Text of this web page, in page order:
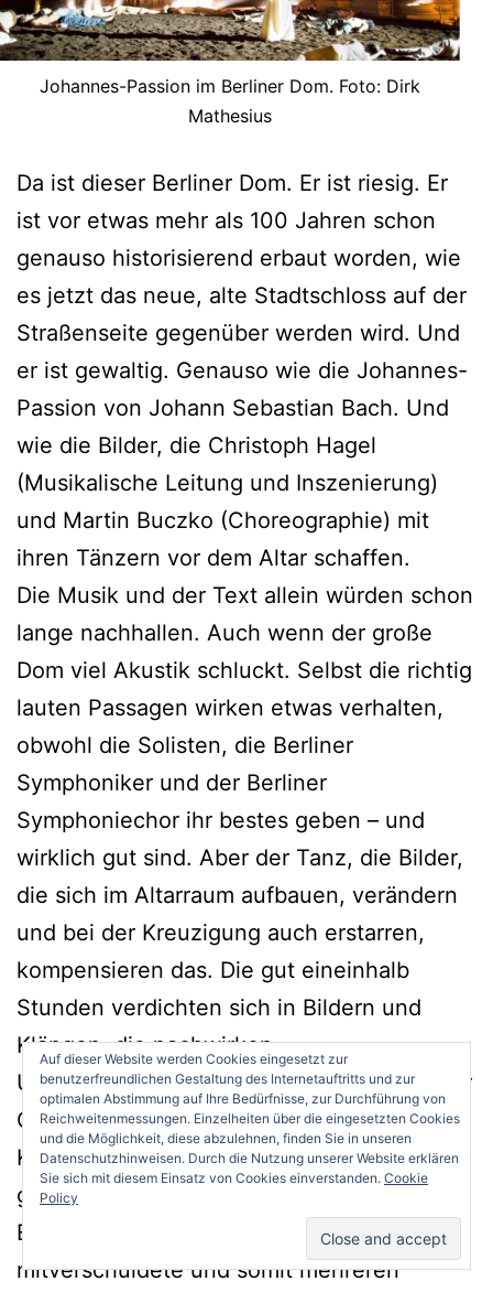
Johannes-Passion im Berliner Dom. Foto: Dirk
Mathesius
Da ist dieser Berliner Dom. Er ist riesig. Er
ist vor etwas mehr als 100 Jahren schon
genauso historisierend erbaut worden, wie
es jetzt das neue, alte Stadtschloss auf der
Straßenseite gegenüber werden wird. Und
er ist gewaltig. Genauso wie die Johannes-
Passion von Johann Sebastian Bach. Und
wie die Bilder, die Christoph Hagel
(Musikalische Leitung und Inszenierung)
und Martin Buczko (Choreographie) mit
ihren Tänzern vor dem Altar schaffen.
Die Musik und der Text allein würden schon
lange nachhallen. Auch wenn der große
Dom viel Akustik schluckt. Selbst die richtig
lauten Passagen wirken etwas verhalten,
obwohl die Solisten, die Berliner
Symphoniker und der Berliner
Symphoniechor ihr bestes geben – und
wirklich gut sind. Aber der Tanz, die Bilder,
die sich im Altarraum aufbauen, verändern
und bei der Kreuzigung auch erstarren,
kompensieren das. Die gut eineinhalb
Stunden verdichten sich in Bildern und
Klängen, die nachwirken.
Und das liegt auch an der Kulisse. Denn der
Gedanke, dass dieser Dom von jenem
Kaiser Wilhelm II. gebaut und als Kirche
genutzt wurde, der neun Jahre nach der
Einweihung den 1. Weltkrieg
mitverschuldete und somit mehreren
Auf dieser Website werden Cookies eingesetzt zur
benutzerfreundlichen Gestaltung des Internetauftritts und zur
optimalen Abstimmung auf Ihre Bedürfnisse, zur Durchführung von
Reichweitenmessungen. Einzelheiten über die eingesetzten Cookies
und die Möglichkeit, diese abzulehnen, finden Sie in unseren
Datenschutzhinweisen. Durch die Nutzung unserer Website erklären
Sie sich mit diesem Einsatz von Cookies einverstanden. Cookie
Policy